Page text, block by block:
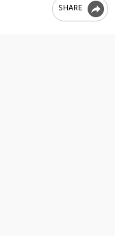
SHARE